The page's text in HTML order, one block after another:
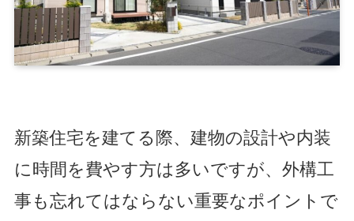
新築住宅を建てる際、建物の設計や内装
に時間を費やす方は多いですが、外構工
事も忘れてはならない重要なポイントで